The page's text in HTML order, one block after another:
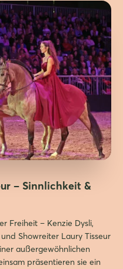
– Sinnlichkeit &
Freiheit – Kenzie Dysli,
Showreiter Laury Tisseur
außergewöhnlichen
präsentieren sie ein